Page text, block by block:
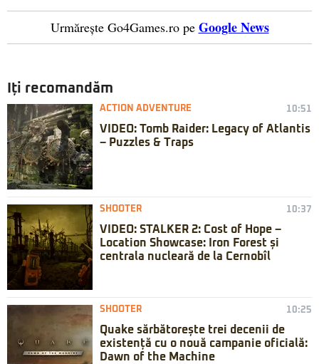
Urmărește Go4Games.ro pe Google News
Iți recomandăm
ACTION ADVENTURE 10:51
VIDEO: Tomb Raider: Legacy of Atlantis
– Puzzles & Traps
SHOOTER 10:37
VIDEO: STALKER 2: Cost of Hope –
Location Showcase: Iron Forest și
centrala nucleară de la Cernobîl
SHOOTER 10:25
Quake sărbătorește trei decenii de
existență cu o nouă campanie oficială:
Dawn of the Machine